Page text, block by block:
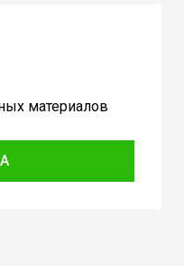
материалов